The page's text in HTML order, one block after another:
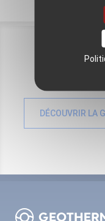
DÉCOUVRIR LA